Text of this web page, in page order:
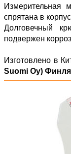
Измерительная
спрятана в
Долговечный
подвержен
Изготовлено в
Suomi Oy)